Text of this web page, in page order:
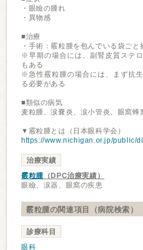
・眼瞼の腫れ
・異物感
■治療
・手術：霰粒腫を包んでいる袋ごと
※早期の場合には、副腎皮質ステ
もある
※急性霰粒腫の場合には、まず抗
る必要がある
■類似の病気
麦粒腫、涙嚢炎、涙小管炎、眼窩
▼霰粒腫とは（日本眼科学会）
https://www.nichigan.or.jp/public/
治療実績
霰粒腫（DPC治療実績）
眼瞼、涙器、眼窩の疾患
霰粒腫の関連項目（病院検索）
診療科目
眼科